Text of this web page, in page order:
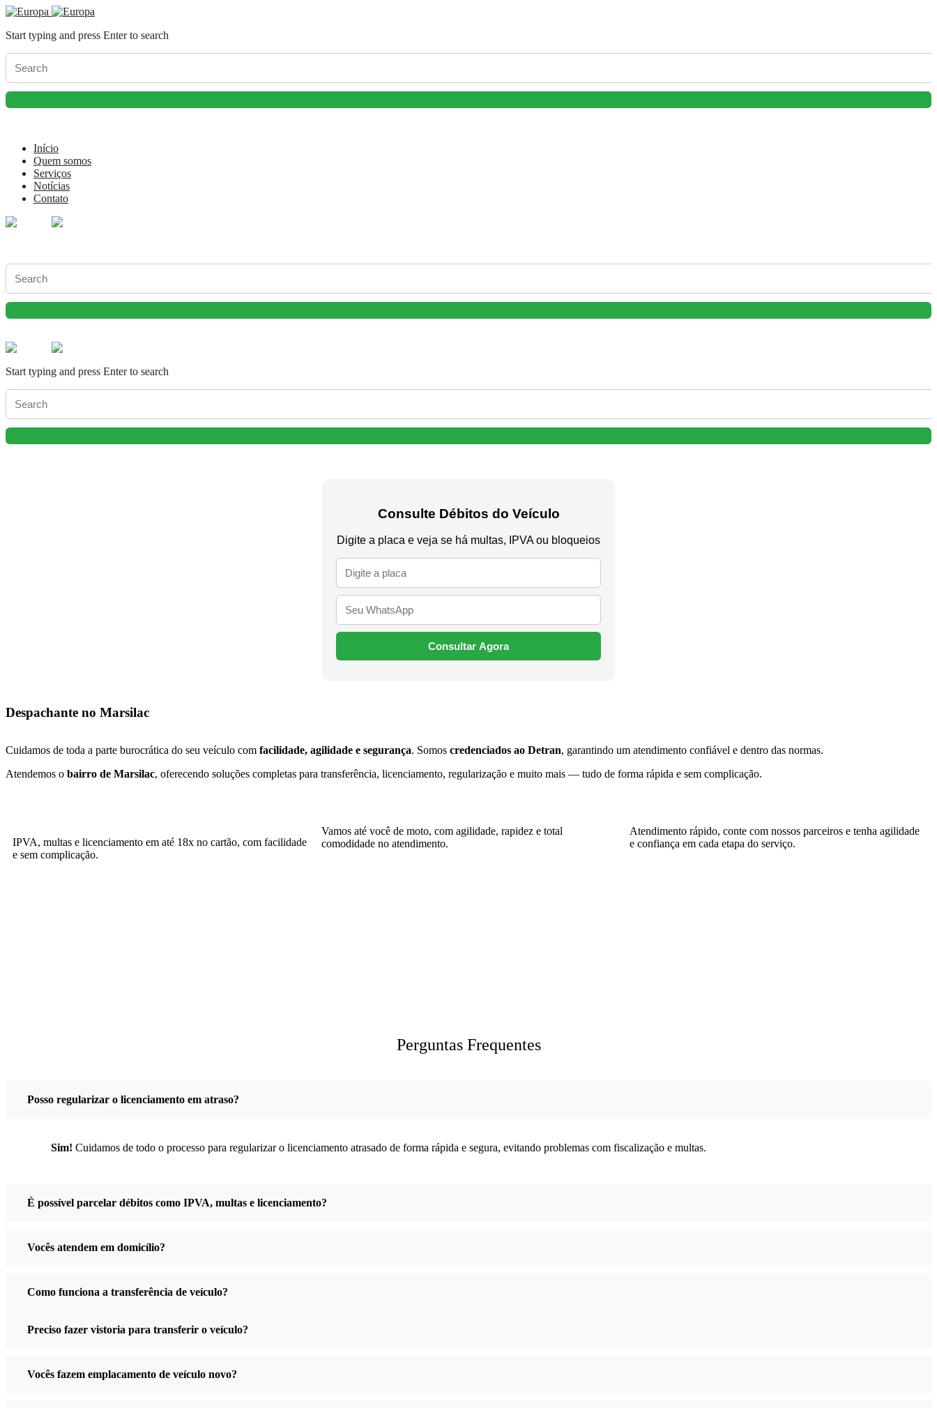
Start typing and press Enter to search
Início
Quem somos
Serviços
Notícias
Contato
Start typing and press Enter to search
Consulte Débitos do Veículo
Digite a placa e veja se há multas, IPVA ou bloqueios
Consultar Agora
Despachante no Marsilac
Cuidamos de toda a parte burocrática do seu veículo com facilidade, agilidade e segurança. Somos credenciados ao Detran, garantindo um atendimento confiável e dentro das normas.
Atendemos o bairro de Marsilac, oferecendo soluções completas para transferência, licenciamento, regularização e muito mais — tudo de forma rápida e sem complicação.
IPVA, multas e licenciamento em até 18x no cartão, com facilidade
e sem complicação.
Vamos até você de moto, com agilidade, rapidez e total
comodidade no atendimento.
Atendimento rápido, conte com nossos parceiros e tenha agilidade
e confiança em cada etapa do serviço.
Perguntas Frequentes
Posso regularizar o licenciamento em atraso?
Sim! Cuidamos de todo o processo para regularizar o licenciamento atrasado de forma rápida e segura, evitando problemas com fiscalização e multas.
É possível parcelar débitos como IPVA, multas e licenciamento?
Vocês atendem em domicílio?
Como funciona a transferência de veículo?
Preciso fazer vistoria para transferir o veículo?
Vocês fazem emplacamento de veículo novo?